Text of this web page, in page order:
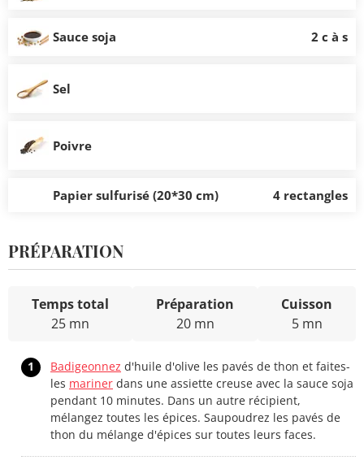
Sauce soja 2 c à s
Sel
Poivre
Papier sulfurisé (20*30 cm) 4 rectangles
PRÉPARATION
Temps total
25 mn
Préparation
20 mn
Cuisson
5 mn
1 Badigeonnez d'huile d'olive les pavés de thon et faites-
les mariner dans une assiette creuse avec la sauce soja
pendant 10 minutes. Dans un autre récipient,
mélangez toutes les épices. Saupoudrez les pavés de
thon du mélange d'épices sur toutes leurs faces.